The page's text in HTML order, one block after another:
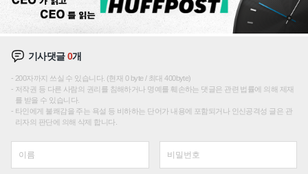
기사댓글0개
200자까지 쓰실 수 있습니다. (현재 0 byte / 최대 400byte)
저작권 등 다른 사람의 권리를 침해하거나 명예를 훼손하는 댓글은 관련 법률에 의해 제재
를 받을 수 있습니다.
타인에게 불쾌감을 주는 욕설 등 비하하는 단어가 내용에 포함되거나 인신공격성 글은 관
리자의 판단에 의해 삭제 합니다.